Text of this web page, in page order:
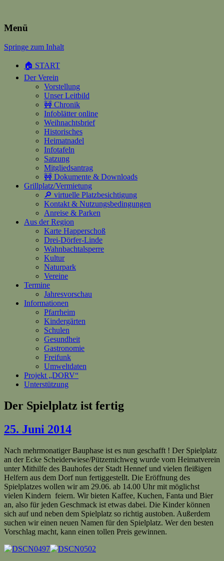
Heimatverein Happerschoss
Suchen
Menü
Springe zum Inhalt
🏠 START
Der Verein
Vorstellung
Unser Leitbild
🚧 Chronik
Infoblätter online
Weihnachtsbrief
Historisches
Heimatnadel
Infotafeln
Satzung
Mitgliedsantrag
🚧 Dokumente & Downloads
Grillplatz/Vermietung
🔎 virtuelle Platzbesichtigung
Kontakt & Nutzungsbedingungen
Anreise & Parken
Aus der Region
Karte Happerschoß
Drei-Dörfer-Linde
Wahnbachtalsperre
Kultur
Naturpark
Vereine
Termine
Jahresvorschau
Informationen
Pfarrheim
Kindergärten
Schulen
Gesundheit
Gastronomie
Freifunk
Umweltdaten
Projekt „DORV“
Unterstützung
Der Spielplatz ist fertig
25. Juni 2014
Nach mehrmonatiger Bauphase ist es nun geschafft ! Der Spielplatz
an der Ecke Scheiderwiese/Pützemichweg wurde vom Heimatverein
unter Mithilfe des Bauhofes der Stadt Hennef und vielen fleißigen
Helfern aus dem Dorf nun fertiggestellt. Die Eröffnung des
Spielplatzes wollen wir am 29.06. ab 14.00 Uhr mit möglichst
vielen Kindern feiern. Wir bieten Kaffee, Kuchen, Fanta und Bier
an, also für jeden Geschmack ist etwas dabei. Die Kinder können
sich auf und neben dem Spielplatz so richtig austoben. Außerdem
suchen wir einen neuen Namen für den Spielplatz. Wer den besten
Vorschlag macht, kann einen tollen Preis gewinnen.